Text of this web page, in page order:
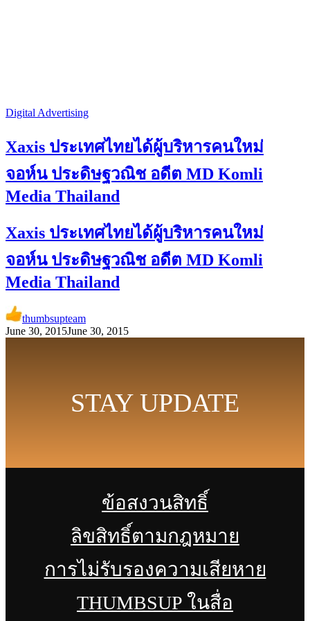
Digital Advertising
Xaxis ประเทศไทยได้ผู้บริหารคนใหม่
จอห์น ประดิษฐวณิช อดีต MD Komli
Media Thailand
Xaxis ประเทศไทยได้ผู้บริหารคนใหม่
จอห์น ประดิษฐวณิช อดีต MD Komli
Media Thailand
thumbsupteam
June 30, 2015June 30, 2015
STAY UPDATE
ข้อสงวนสิทธิ์
ลิขสิทธิ์ตามกฎหมาย
การไม่รับรองความเสียหาย
THUMBSUP ในสื่อ